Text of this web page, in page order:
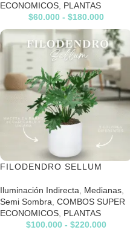
ECONOMICOS PLANTAS
$60.000 - $180.000
FILODENDRO SELLUM
Iluminación Indirecta Medianas
Semi Sombra COMBOS SUPER
ECONOMICOS PLANTAS
$100.000 - $220.000